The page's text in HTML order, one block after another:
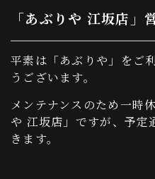
「あぶりや 江坂店」
平素は「あぶりや」をご
うございます。
メンテナンスのため一時
や 江坂店」ですが、予定
きます。